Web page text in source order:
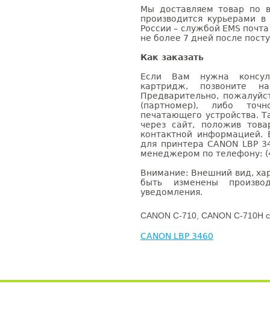
Мы доставляем товар по
производится курьерами
России – службой EMS
не более 7 дней после
Как заказать
Если Вам нужна
картридж, позвоните
Предварительно,
(партномер), либо
печатающего устройства.
через сайт, положив
контактной информацией.
для принтера CANON LBP
менеджером по телефону:
Внимание: Внешний вид,
быть изменены
уведомления.
CANON C-710, CANON C-710H
CANON LBP 3460